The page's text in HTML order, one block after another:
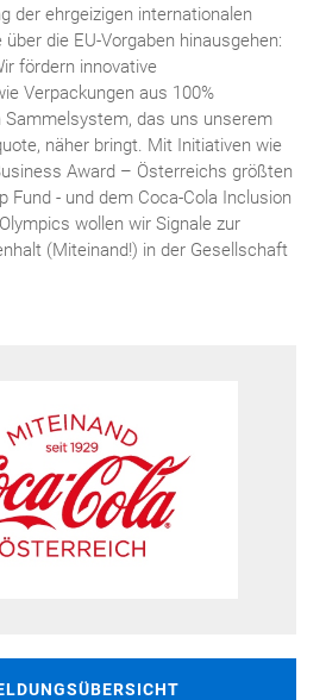
der ehrgeizigen internationalen
die EU-Vorgaben hinausgehen:
fördern innovative
Verpackungen aus 100%
Sammelsystem, das uns unserem
näher bringt. Mit Initiativen wie
Award – Österreichs größten
Fund - und dem Coca-Cola Inclusion
wollen wir Signale zur
(Miteinand!) in der Gesellschaft